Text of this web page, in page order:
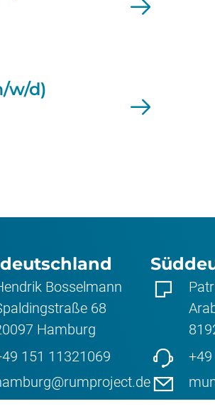
w/d)
Bosselmann
68
Hamburg
151 11321069